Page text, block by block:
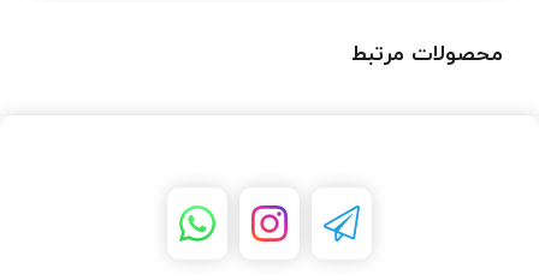
محصولات مرتبط